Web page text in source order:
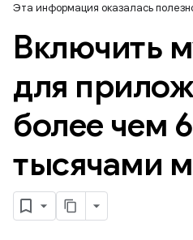
Эта информация оказалась
Включить
для
более чем
тысячами